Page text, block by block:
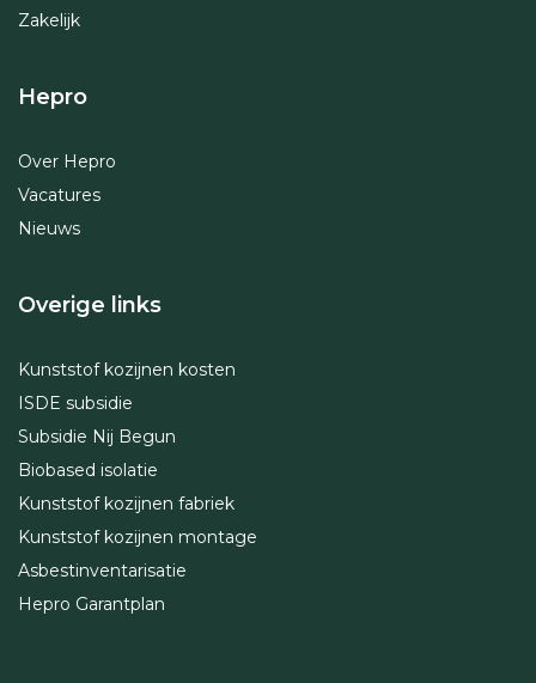
Zakelijk
Hepro
Over Hepro
Vacatures
Nieuws
Overige links
Kunststof kozijnen kosten
ISDE subsidie
Subsidie Nij Begun
Biobased isolatie
Kunststof kozijnen fabriek
Kunststof kozijnen montage
Asbestinventarisatie
Hepro Garantplan